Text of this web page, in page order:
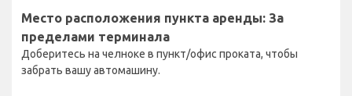
Место расположения пункта аренды: За
пределами терминала
Доберитесь на челноке в пункт/офис проката, чтобы
забрать вашу автомашину.